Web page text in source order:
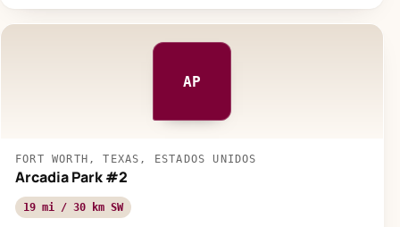
AP
FORT WORTH, TEXAS, ESTADOS UNIDOS
Arcadia Park #2
19 mi / 30 km SW